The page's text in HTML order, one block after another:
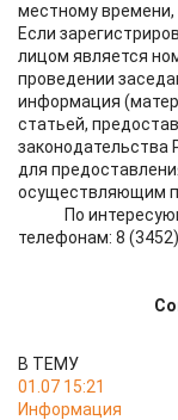
местному времени,
Если
лицом является
проведении
информация
статьей,
законодательства
для
осуществляющим
По
телефонам: 8
В ТЕМУ
01.07 15:21
Информация